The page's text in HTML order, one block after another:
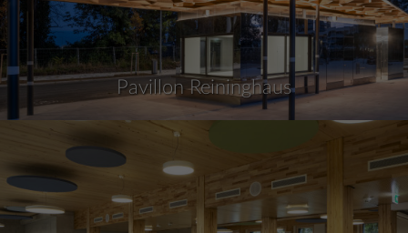
Pavillon Reininghaus